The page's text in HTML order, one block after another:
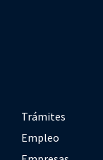
Trámites
Empleo